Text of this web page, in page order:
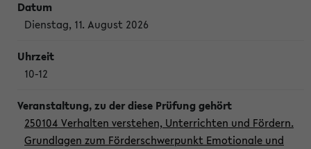
Dienstag, 11. August 2026
10-12
250104 Verhalten verstehen, Unterrichten und Fördern.
Grundlagen zum Förderschwerpunkt Emotionale und